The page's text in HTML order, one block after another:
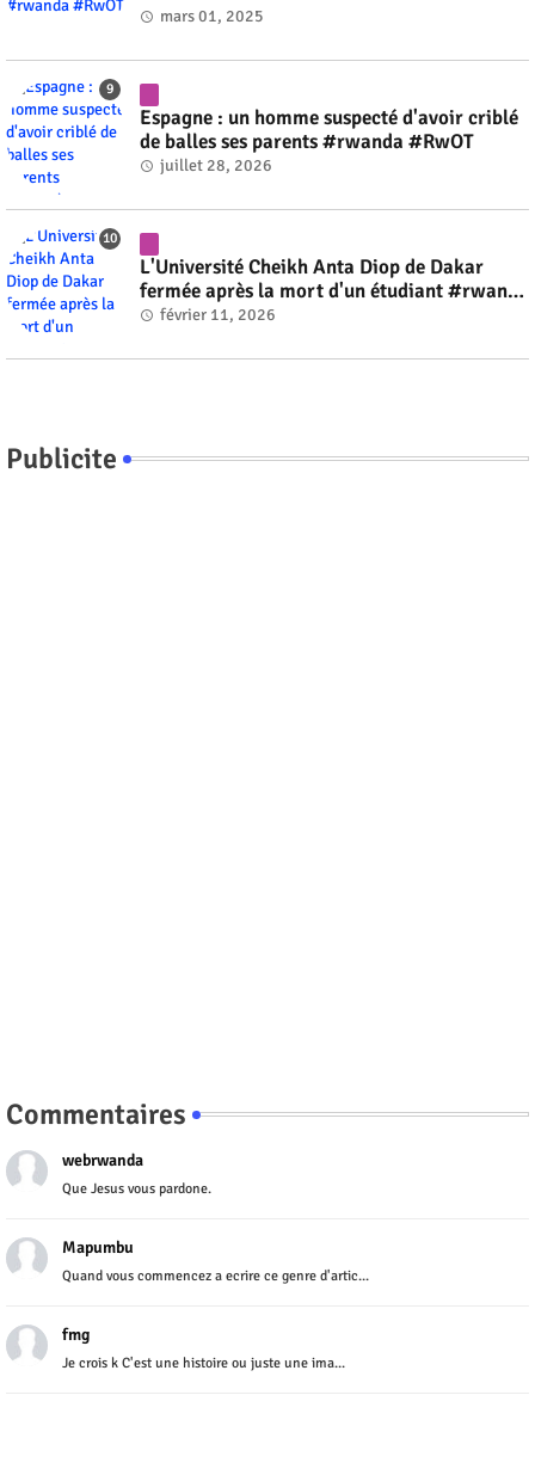
mars 01, 2025
Espagne : un homme suspecté d'avoir criblé
de balles ses parents #rwanda #RwOT
juillet 28, 2026
L'Université Cheikh Anta Diop de Dakar
fermée après la mort d'un étudiant #rwanda
#RwOT
février 11, 2026
Publicite
Commentaires
webrwanda
Que Jesus vous pardone.
Mapumbu
Quand vous commencez a ecrire ce genre d'artic...
fmg
Je crois k C'est une histoire ou juste une ima...